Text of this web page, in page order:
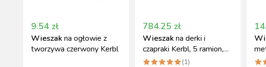
9.54 zł
Wieszakna ogłowie z
tworzywa czerwony Kerbl
784.25 zł
Wieszakna derki i
czapraki Kerbl, 5 ramion,
czarny
(1)